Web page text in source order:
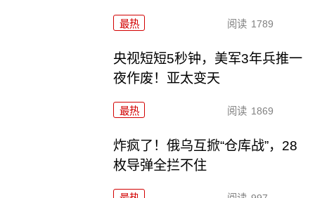
最热 阅读 1789
央视短短5秒钟，美军3年兵推一
夜作废！亚太变天
最热 阅读 1869
炸疯了！俄乌互掀“仓库战”，28
枚导弹全拦不住